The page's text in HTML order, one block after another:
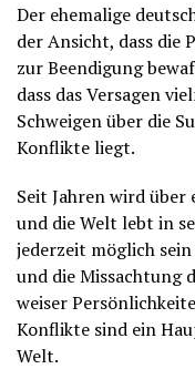
Der ehemalige
der Ansicht, dass die
zur Beendigung
dass das Versagen
Schweigen über die
Konflikte liegt.
Seit Jahren wird
und die Welt lebt in
jederzeit möglich
und die Missachtung
weiser
Konflikte sind ein
Welt.